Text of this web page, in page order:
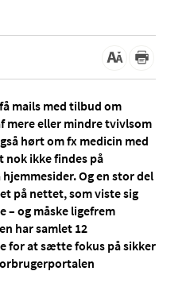
mails med tilbud om
mere eller mindre tvivlsom
hørt om fx medicin med
nok ikke findes på
Og en stor del
på nettet, som viste sig
– og måske ligefrem
har samlet 12
for at sætte fokus på sikker